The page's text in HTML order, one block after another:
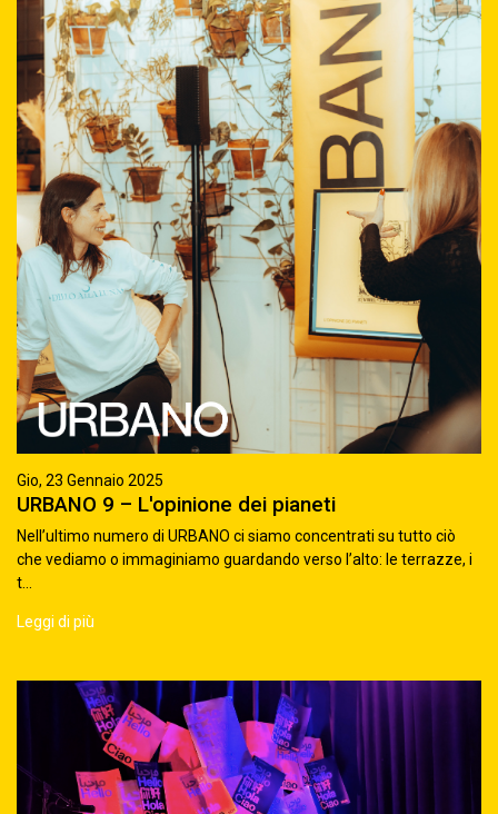
Gio, 23 Gennaio 2025
URBANO 9 – L'opinione dei pianeti
Nell’ultimo numero di URBANO ci siamo concentrati su tutto ciò
che vediamo o immaginiamo guardando verso l’alto: le terrazze, i
t...
Leggi di più